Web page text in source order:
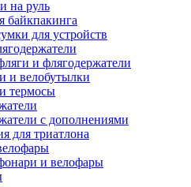
на руль
байкпакинга
для устройств
и флягодержатели
и велобутылки
термосы
с дополнениями
для триатлона
и велофары